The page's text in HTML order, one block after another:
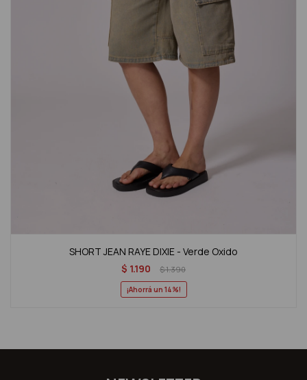
SHORT JEAN RAYE DIXIE - Verde Oxido
$ 1.190 $1.390
14